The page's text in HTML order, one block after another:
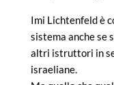
Imi Lichtenfeld è
sistema anche se
altri istruttori in
israeliane.